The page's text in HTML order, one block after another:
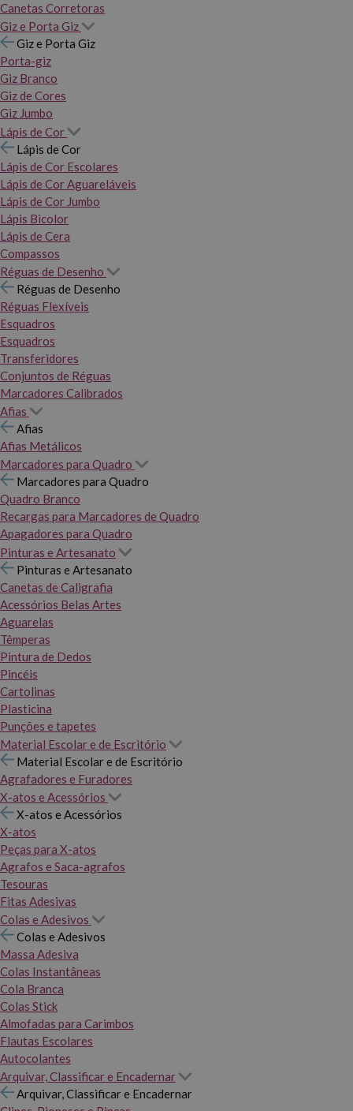
Canetas Corretoras
Giz e Porta Giz
Giz e Porta Giz
Porta-giz
Giz Branco
Giz de Cores
Giz Jumbo
Lápis de Cor
Lápis de Cor
Lápis de Cor Escolares
Lápis de Cor Aguareláveis
Lápis de Cor Jumbo
Lápis Bicolor
Lápis de Cera
Compassos
Réguas de Desenho
Réguas de Desenho
Réguas Flexíveis
Esquadros
Esquadros
Transferidores
Conjuntos de Réguas
Marcadores Calibrados
Afias
Afias
Afias Metálicos
Marcadores para Quadro
Marcadores para Quadro
Quadro Branco
Recargas para Marcadores de Quadro
Apagadores para Quadro
Pinturas e Artesanato
Pinturas e Artesanato
Canetas de Caligrafia
Acessórios Belas Artes
Aguarelas
Têmperas
Pintura de Dedos
Pincéis
Cartolinas
Plasticina
Punções e tapetes
Material Escolar e de Escritório
Material Escolar e de Escritório
Agrafadores e Furadores
X-atos e Acessórios
X-atos e Acessórios
X-atos
Peças para X-atos
Agrafos e Saca-agrafos
Tesouras
Fitas Adesivas
Colas e Adesivos
Colas e Adesivos
Massa Adesiva
Colas Instantâneas
Cola Branca
Colas Stick
Almofadas para Carimbos
Flautas Escolares
Autocolantes
Arquivar, Classificar e Encadernar
Arquivar, Classificar e Encadernar